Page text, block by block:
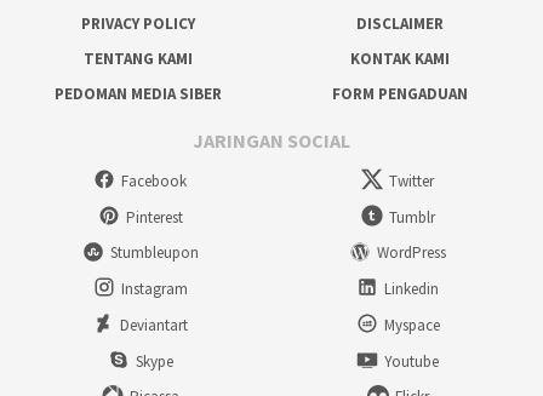
PRIVACY POLICY
DISCLAIMER
TENTANG KAMI
KONTAK KAMI
PEDOMAN MEDIA SIBER
FORM PENGADUAN
JARINGAN SOCIAL
Facebook
Twitter
Pinterest
Tumblr
Stumbleupon
WordPress
Instagram
Linkedin
Deviantart
Myspace
Skype
Youtube